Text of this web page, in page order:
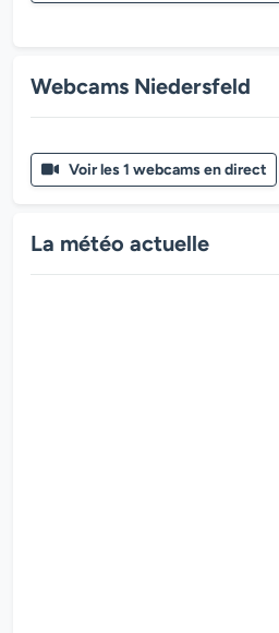
Webcams Niedersfeld
Voir les 1 webcams en direct
La météo actuelle